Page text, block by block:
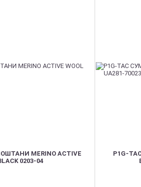
MERINO ACTIVE
0203-04
P1G-